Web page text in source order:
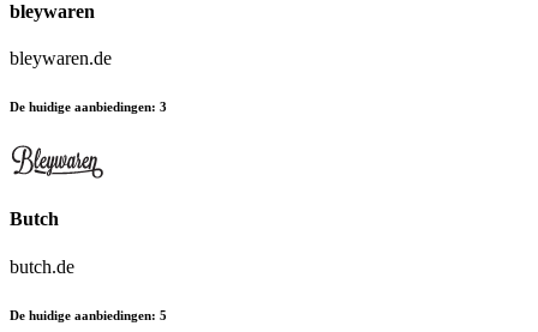
bleywaren
bleywaren.de
De huidige aanbiedingen: 3
Butch
butch.de
De huidige aanbiedingen: 5